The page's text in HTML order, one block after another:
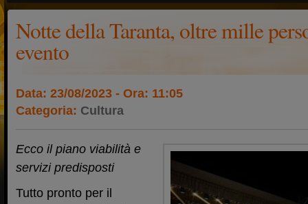
Notte della Taranta, oltre mille
evento
Data: 23/08/2023 - Ora: 11:05
Categoria: Cultura
Ecco il piano viabilità e
servizi predisposti
Tutto pronto per il